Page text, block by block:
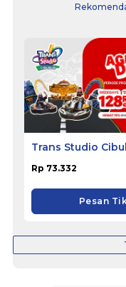
Trans Studio
Rp 73.332
Pesan